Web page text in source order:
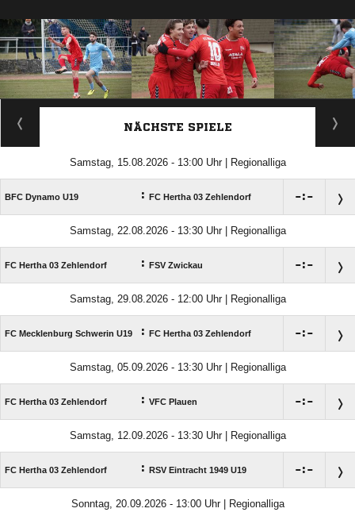
ANZEIGE
NÄCHSTE SPIELE
Samstag, 15.08.2026 - 13:00 Uhr | Regionalliga
BFC Dynamo U19 : FC Hertha 03 Zehlendorf :
Samstag, 22.08.2026 - 13:30 Uhr | Regionalliga
FC Hertha 03 Zehlendorf : FSV Zwickau :
Samstag, 29.08.2026 - 12:00 Uhr | Regionalliga
FC Mecklenburg Schwerin U19 : FC Hertha 03 Zehlendorf :
Samstag, 05.09.2026 - 13:30 Uhr | Regionalliga
FC Hertha 03 Zehlendorf : VFC Plauen :
Samstag, 12.09.2026 - 13:30 Uhr | Regionalliga
FC Hertha 03 Zehlendorf : RSV Eintracht 1949 U19 :
Sonntag, 20.09.2026 - 13:00 Uhr | Regionalliga